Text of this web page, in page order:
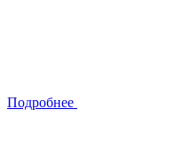
Подробнее